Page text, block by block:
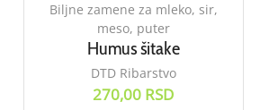
Biljne zamene za mleko, sir,
meso, puter
Humus šitake
DTD Ribarstvo
270,00 RSD